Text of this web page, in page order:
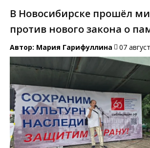
В Новосибирске прошёл
против нового закона о
Автор: Мария Гарифуллина 07